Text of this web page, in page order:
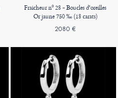
Fraicheur nº 28 - Boucles d'oreilles
Or jaune 750 ‰ (18 carats)
2080 €